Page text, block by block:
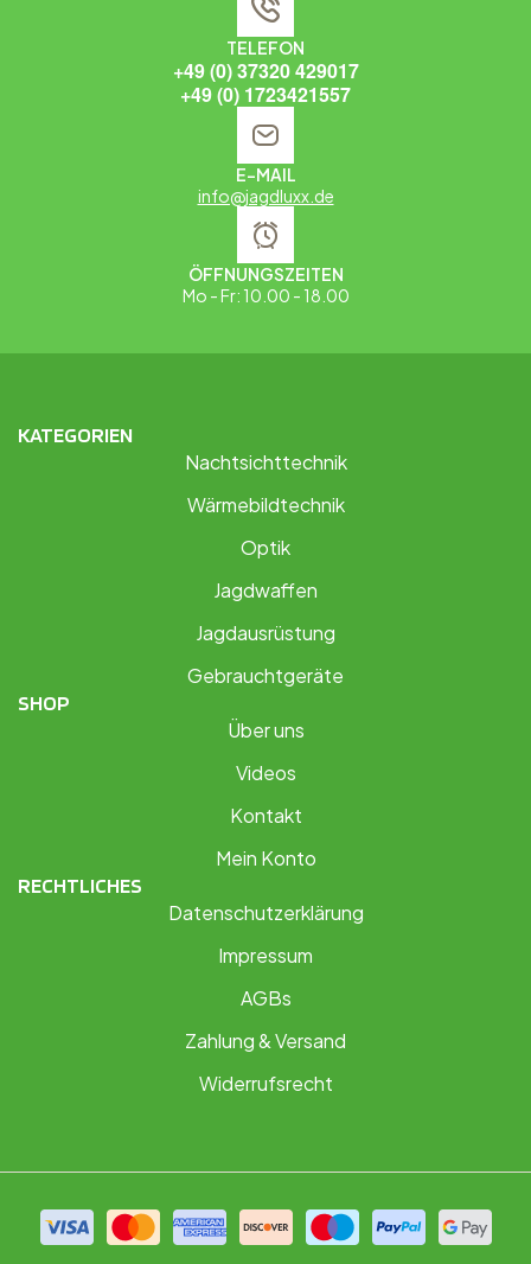
TELEFON
+49 (0) 37320 429017
+49 (0) 1723421557
E-MAIL
info@jagdluxx.de
ÖFFNUNGSZEITEN
Mo - Fr: 10.00 - 18.00
KATEGORIEN
Nachtsichttechnik
Wärmebildtechnik
Optik
Jagdwaffen
Jagdausrüstung
Gebrauchtgeräte
SHOP
Über uns
Videos
Kontakt
Mein Konto
RECHTLICHES
Datenschutzerklärung
Impressum
AGBs
Zahlung & Versand
Widerrufsrecht